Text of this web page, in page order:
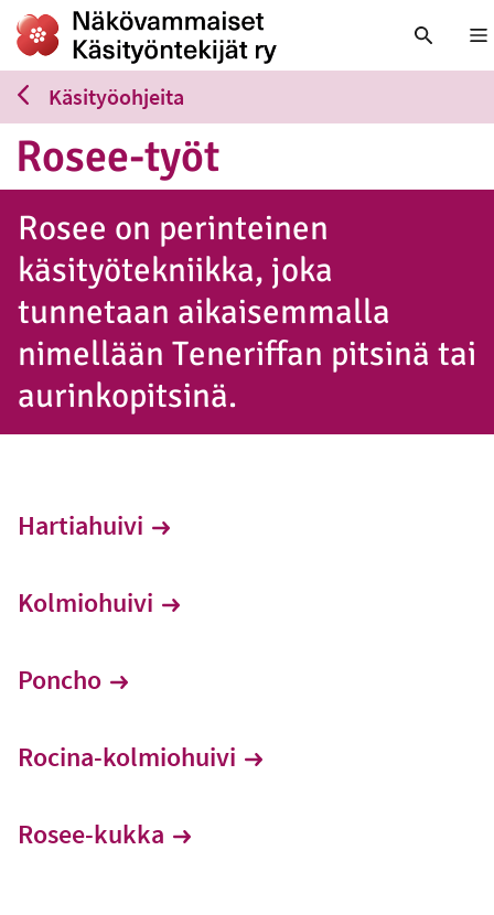
Käsityöohjeita
Rosee-työt
Rosee on perinteinen
käsityötekniikka, joka
tunnetaan aikaisemmalla
nimellään Teneriffan pitsinä tai
aurinkopitsinä.
Hartiahuivi
Kolmiohuivi
Poncho
Rocina-kolmiohuivi
Rosee-kukka